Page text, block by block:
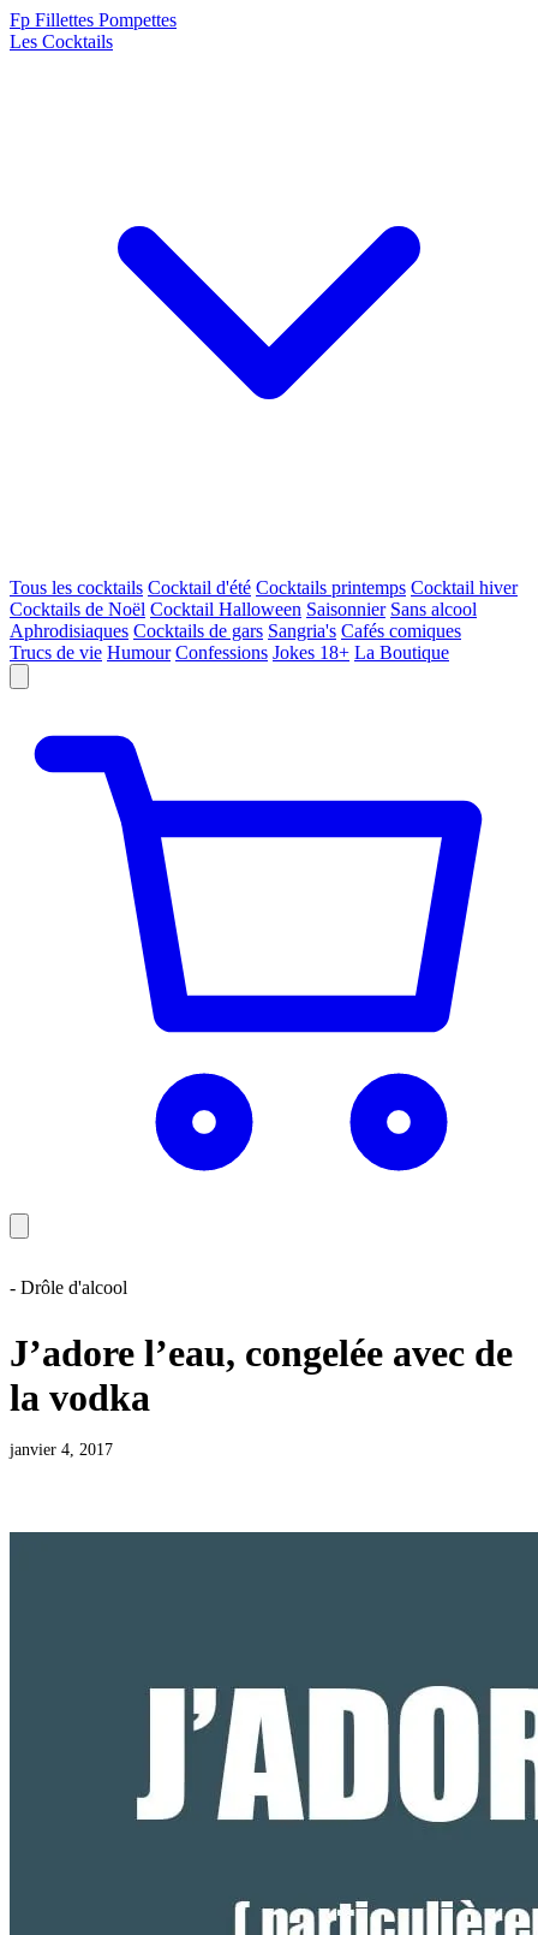
Fp Fillettes Pompettes
Les Cocktails
Tous les cocktails Cocktail d'été Cocktails printemps Cocktail hiver
Cocktails de Noël Cocktail Halloween Saisonnier Sans alcool
Aphrodisiaques Cocktails de gars Sangria's Cafés comiques
Trucs de vie Humour Confessions Jokes 18+ La Boutique
- Drôle d'alcool
J’adore l’eau, congelée avec de
la vodka
janvier 4, 2017